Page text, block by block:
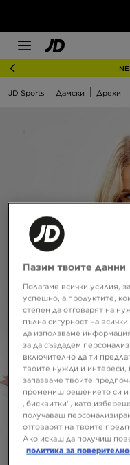
JD Sports Дамски Дрехи
Пазим твоите данни
Полагаме всички усилия,
успешно, а продуктите,
степен да отговарят на
пълна сигурност на
да използваме
за да създадем
включително да ти
твоите нужди и интереси,
запазваме твоите
промениш решението си и
„бисквитки“, като
получаваш
отговарят на твоите
Ако искаш да получиш
политика за